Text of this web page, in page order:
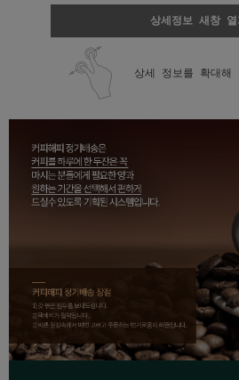
상세정보 새창 열
상세 정보를 확대해